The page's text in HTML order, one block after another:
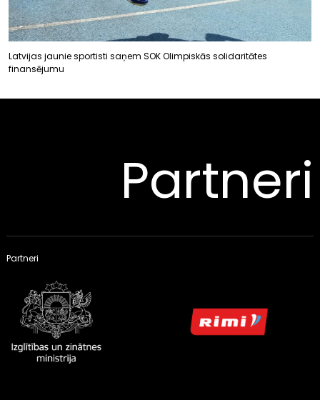
Latvijas jaunie sportisti saņem SOK Olimpiskās solidaritātes
finansējumu
Partneri
Partneri